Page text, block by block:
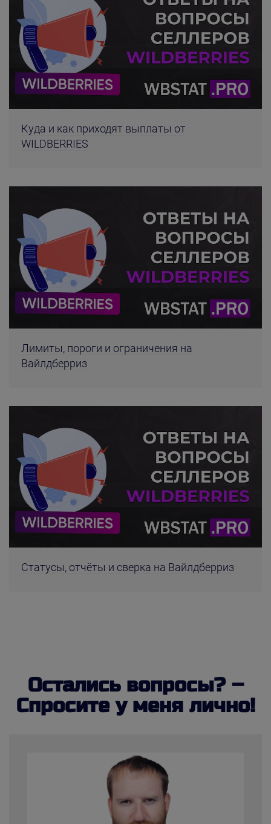
Куда и как приходят выплаты от
WILDBERRIES
Лимиты, пороги и ограничения на
Вайлдберриз
Статусы, отчёты и сверка на Вайлдберриз
Остались вопросы? –
Спросите у меня лично!